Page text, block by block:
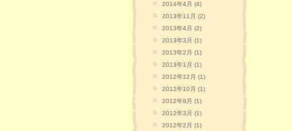
2014年4月 (4)
2013年11月 (2)
2013年4月 (2)
2013年3月 (1)
2013年2月 (1)
2013年1月 (1)
2012年12月 (1)
2012年10月 (1)
2012年8月 (1)
2012年3月 (1)
2012年2月 (1)